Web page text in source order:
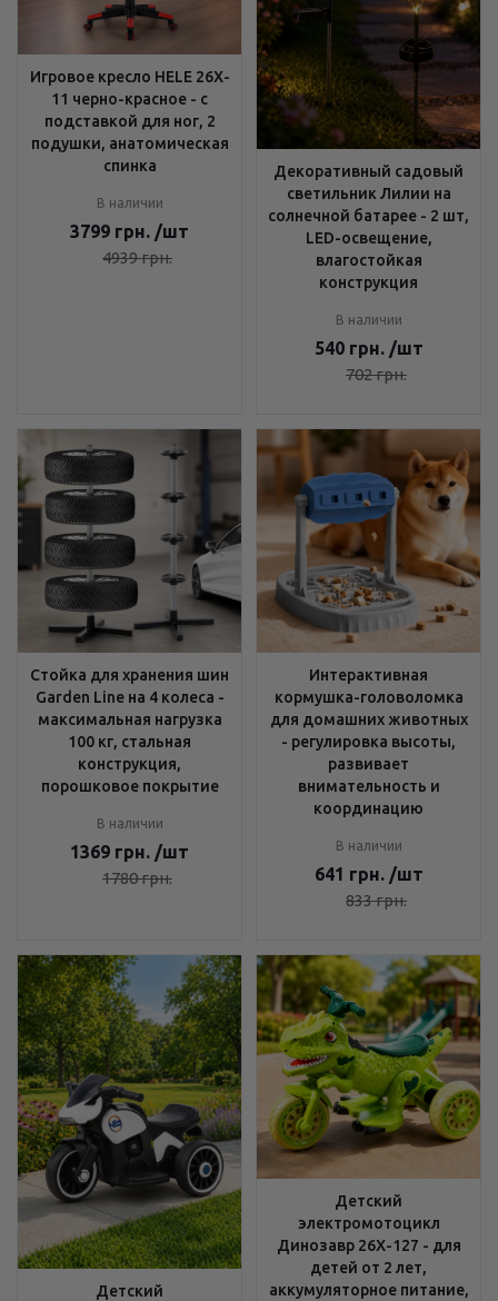
Игровое кресло HELE 26X-
11 черно-красное - с
подставкой для ног, 2
подушки, анатомическая
спинка
В наличии
3799 грн. /шт
4939грн.
Декоративный садовый
светильник Лилии на
солнечной батарее - 2 шт,
LED-освещение,
влагостойкая
конструкция
В наличии
540 грн. /шт
702грн.
Стойка для хранения шин
Garden Line на 4 колеса -
максимальная нагрузка
100 кг, стальная
конструкция,
порошковое покрытие
В наличии
1369 грн. /шт
1780грн.
Интерактивная
кормушка-головоломка
для домашних животных
- регулировка высоты,
развивает
внимательность и
координацию
В наличии
641 грн. /шт
833грн.
Детский
Детский
электромотоцикл
Динозавр 26X-127 - для
детей от 2 лет,
аккумуляторное питание,